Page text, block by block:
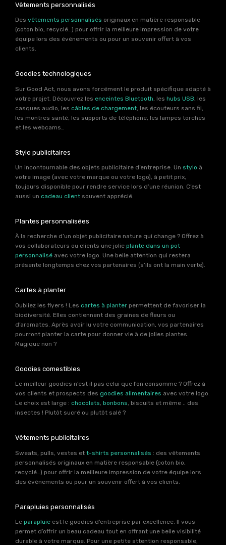
Vêtements personnalisés
Des vêtements personnalisés originaux en matière responsable
(coton bio, recyclé…) pour offrir la meilleure impression de votre
équipe lors des événements ou pour un souvenir offert à vos
clients.
Goodies technologiques
Sur Good Act, nous avons forcément le produit spécifique adapté à
votre projet. Découvrez les enceintes Bluetooth , les hubs USB , les
casques audio, les câbles de chargement , les écouteurs sans fil,
les montres santé, les supports de téléphone, les lampes torches
et les webcams…
Stylo publicitaires
Un incontournable des objets publicitaire d’entreprise. Un stylo à
votre image (avec votre marque ou votre logo), à petit prix,
toujours disponible pour rendre service lors d’une réunion. C’est
aussi un cadeau client souvent apprécié.
Plantes personnalisées
À la recherche d’un objet publicitaire nature qui change ? Offrez à
vos collaborateurs ou clients une jolie plante dans un pot
personnalisé avec votre logo. Une belle attention qui restera
présente longtemps chez vos partenaires (s’ils ont la main verte).
Cartes à planter
Oubliez les flyers ! Les cartes à planter permettent de favoriser la
biodiversité. Elles contiennent des graines de fleurs ou
d’aromates. Après avoir lu votre communication, vos partenaires
pourront planter la carte pour donner vie à de jolies plantes.
Magique non ?
Goodies comestibles
Le meilleur goodies n’est il pas celui que l’on consomme ? Offrez à
vos clients et prospects des goodies alimentaires avec votre logo.
Le choix est large : chocolats, bonbons, biscuits et même .. des
insectes ! Plutôt sucré ou plutôt salé ?
Vêtements publicitaires
Sweats, pulls, vestes et t-shirts personnalisés : des vêtements
personnalisés originaux en matière responsable (coton bio,
recyclé…) pour offrir la meilleure impression de votre équipe lors
des événements ou pour un souvenir offert à vos clients.
Parapluies personnalisés
Le parapluie est le goodies d’entreprise par excellence. Il vous
permet d’offrir un beau cadeau tout en offrant une belle visibilité
durable à votre marque. Pour une petite attention responsable,